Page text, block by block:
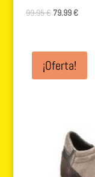
99.95€ El
era:
99.95 €.
79.99€El
es:
¡Oferta!